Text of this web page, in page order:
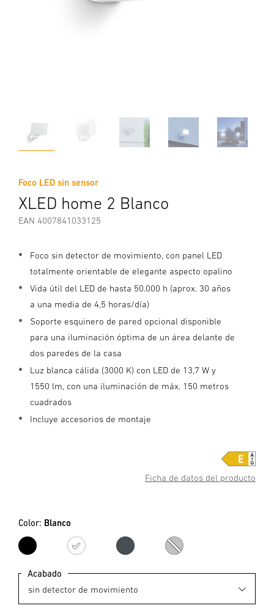
Foco LED sin sensor
XLED home 2 Blanco
EAN 4007841033125
Foco sin detector de movimiento, con panel LED
totalmente orientable de elegante aspecto opalino
Vida útil del LED de hasta 50.000 h (aprox. 30 años
a una media de 4,5 horas/día)
Soporte esquinero de pared opcional disponible
para una iluminación óptima de un área delante de
dos paredes de la casa
Luz blanca cálida (3000 K) con LED de 13,7 W y
1550 lm, con una iluminación de máx. 150 metros
cuadrados
Incluye accesorios de montaje
Ficha de datos del producto
Color: Blanco
NegroBlancoAntracitaPlata
Acabado